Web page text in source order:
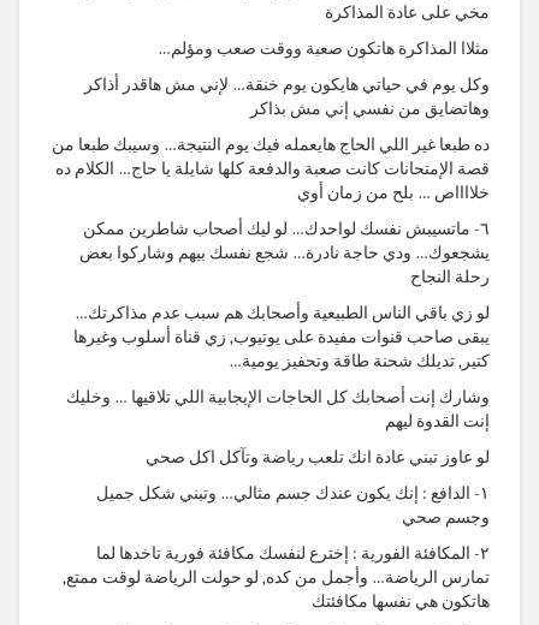
مخي على عادة المذاكرة
مثلاا المذاكرة هاتكون صعبة ووقت صعب ومؤلم…
وكل يوم في حياتي هايكون يوم خنقة… لإني مش هاقدر أذاكر
وهاتضايق من نفسي إني مش بذاكر
ده طبعا غير اللي الحاج هايعمله فيك يوم النتيجة… وسيبك طبعا من
قصة الإمتحانات كانت صعبة والدفعة كلها شايلة يا حاج… الكلام ده
خلااااص … بلح من زمان أوي
٦- ماتسيبش نفسك لواحدك… لو ليك أصحاب شاطرين ممكن
يشجعوك… ودي حاجة نادرة… شجع نفسك بيهم وشاركوا بعض
رحلة النجاح
لو زي باقي الناس الطبيعية وأصحابك هم سبب عدم مذاكرتك…
يبقى صاحب قنوات مفيدة على يوتيوب, زي قناة أسلوب وغيرها
كتير, تديلك شحنة طاقة وتحفيز يومية…
وشارك إنت أصحابك كل الحاجات الإيجابية اللي تلاقيها … وخليك
إنت القدوة ليهم
لو عاوز تبني عادة انك تلعب رياضة وتآكل اكل صحي
١- الدافع
: إنك يكون عندك جسم مثالي… وتبني شكل جميل
وجسم صحي
٢- المكافئة الفورية : إخترع لنفسك مكافئة فورية تاخدها لما
تمارس الرياضة… وأجمل من كده, لو حولت الرياضة لوقت ممتع,
هاتكون هي نفسها مكافئتك